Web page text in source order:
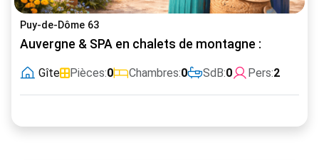
Puy-de-Dôme 63
Auvergne & SPA en chalets de montagne :
Gîte Pièces:0 Chambres:0 SdB:0 Pers:2